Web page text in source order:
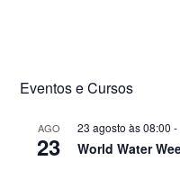
Eventos e Cursos
AGO
23
23 agosto às 08:00 -
World Water